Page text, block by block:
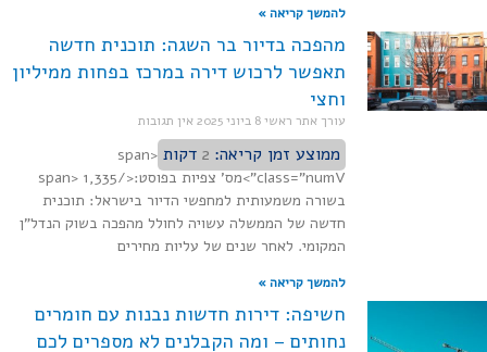
להמשך קריאה »
מהפכה בדיור בר השגה: תוכנית חדשה
תאפשר לרכוש דירה במרכז בפחות ממיליון
וחצי
עורך אתר ראשי8 ביוני 2025 אין תגובות
ממוצע זמן קריאה:2 דקות
<span
class="numV">מס' צפיות בפוסט:</span> 1,335
בשורה משמעותית למחפשי הדיור בישראל: תוכנית
חדשה של הממשלה עשויה לחולל מהפכה בשוק הנדל"ן
המקומי. לאחר שנים של עליות מחירים
להמשך קריאה »
חשיפה: דירות חדשות נבנות עם חומרים
נחותים – ומה הקבלנים לא מספרים לכם